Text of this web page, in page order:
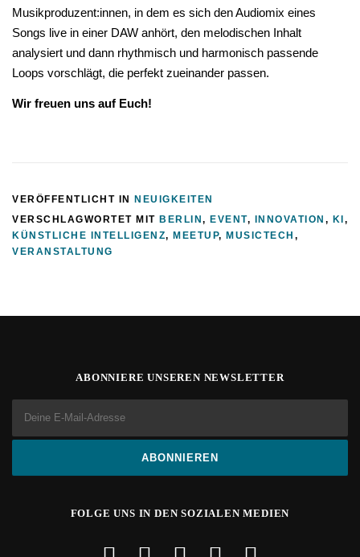
Musikproduzent:innen, in dem es sich den Audiomix eines
Songs live in einer DAW anhört, den melodischen Inhalt
analysiert und dann rhythmisch und harmonisch passende
Loops vorschlägt, die perfekt zueinander passen.
Wir freuen uns auf Euch!
VERÖFFENTLICHT IN NEUIGKEITEN
VERSCHLAGWORTET MIT BERLIN, EVENT, INNOVATION , KI,
KÜNSTLICHE INTELLIGENZ, MEETUP, MUSICTECH ,
VERANSTALTUNG
ABONNIERE UNSEREN NEWSLETTER
FOLGE UNS IN DEN SOZIALEN MEDIEN